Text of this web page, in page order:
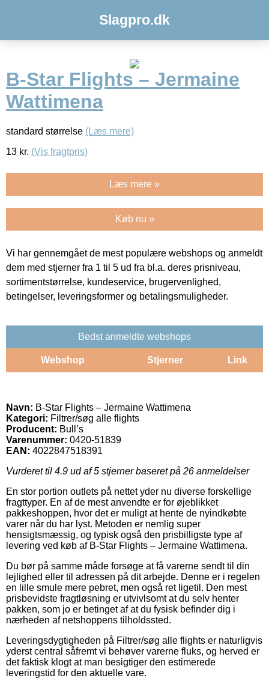
Slagpro.dk
B-Star Flights – Jermaine
Wattimena
standard størrelse (Læs mere)
13 kr. (Vis fragtpris)
Læs mere »
Køb nu »
Vi har gennemgået de mest populære webshops og anmeldt
dem med stjerner fra 1 til 5 ud fra bl.a. deres prisniveau,
sortimentstørrelse, kundeservice, brugervenlighed,
betingelser, leveringsformer og betalingsmuligheder.
Bedst anmeldte webshops
Webshop Stjerner Link
Navn: B-Star Flights – Jermaine Wattimena
Kategori: Filtrer/søg alle flights
Producent: Bull’s
Varenummer: 0420-51839
EAN: 4022847518391
Vurderet til 4.9 ud af 5 stjerner baseret på 26 anmeldelser
En stor portion outlets på nettet yder nu diverse forskellige
fragttyper. En af de mest anvendte er for øjeblikket
pakkeshoppen, hvor det er muligt at hente de nyindkøbte
varer når du har lyst. Metoden er nemlig super
hensigtsmæssig, og typisk også den prisbilligste type af
levering ved køb af B-Star Flights – Jermaine Wattimena.
Du bør på samme måde forsøge at få varerne sendt til din
lejlighed eller til adressen på dit arbejde. Denne er i regelen
en lille smule mere pebret, men også ret ligetil. Den mest
prisbevidste fragtløsning er utvivlsomt at du selv henter
pakken, som jo er betinget af at du fysisk befinder dig i
nærheden af netshoppens tilholdssted.
Leveringsdygtigheden på Filtrer/søg alle flights er naturligvis
yderst central såfremt vi behøver varerne fluks, og herved er
det faktisk klogt at man besigtiger den estimerede
leveringstid for den aktuelle vare.